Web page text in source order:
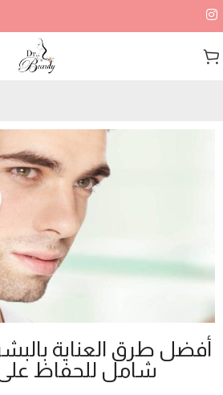
أفضل طرق العناية
شامل للحفاظ